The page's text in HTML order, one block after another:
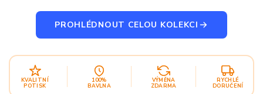
PROHLÉDNOUT CELOU KOLEKCI
KVALITNÍ
POTISK
100%
BAVLNA
VÝMĚNA
ZDARMA
RYCHLÉ
DORUČENÍ